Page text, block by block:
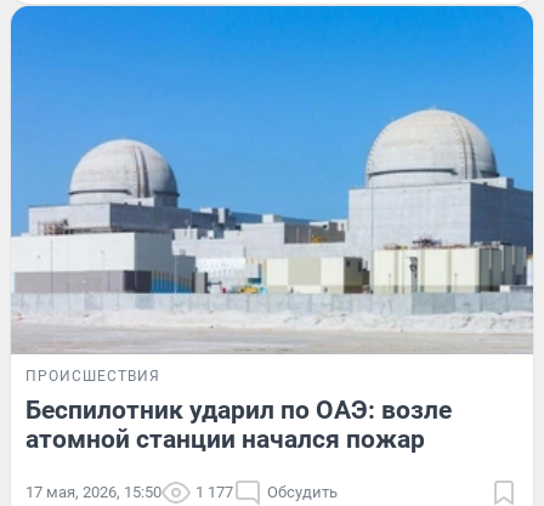
ПРОИСШЕСТВИЯ
Беспилотник ударил по ОАЭ: возле
атомной станции начался пожар
17 мая, 2026, 15:50 1 177 Обсудить